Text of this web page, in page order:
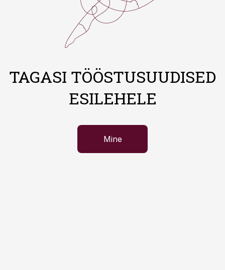
TAGASI TÖÖSTUSUUDISED
ESILEHELE
Mine